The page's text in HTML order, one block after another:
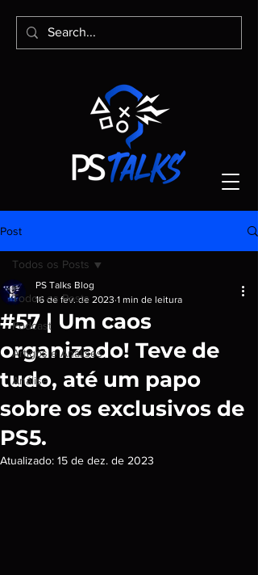
Post
Todos os Posts
Podcast
Artigos e Análises
Análise
Todos os Posts
#57 | Um caos
organizado! Teve de
tudo, até um papo
sobre os exclusivos de
PS5.
PS Talks Blog
16 de fev. de 2023 1 min de leitura
Atualizado: 15 de dez. de 2023